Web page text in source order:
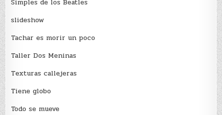
Simples de los Beatles
slideshow
Tachar es morir un poco
Taller Dos Meninas
Texturas callejeras
Tiene globo
Todo se mueve